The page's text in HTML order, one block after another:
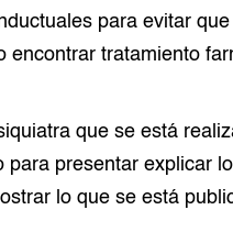
para evitar
encontrar tratamiento
que se está
para presentar explicar
lo que se está